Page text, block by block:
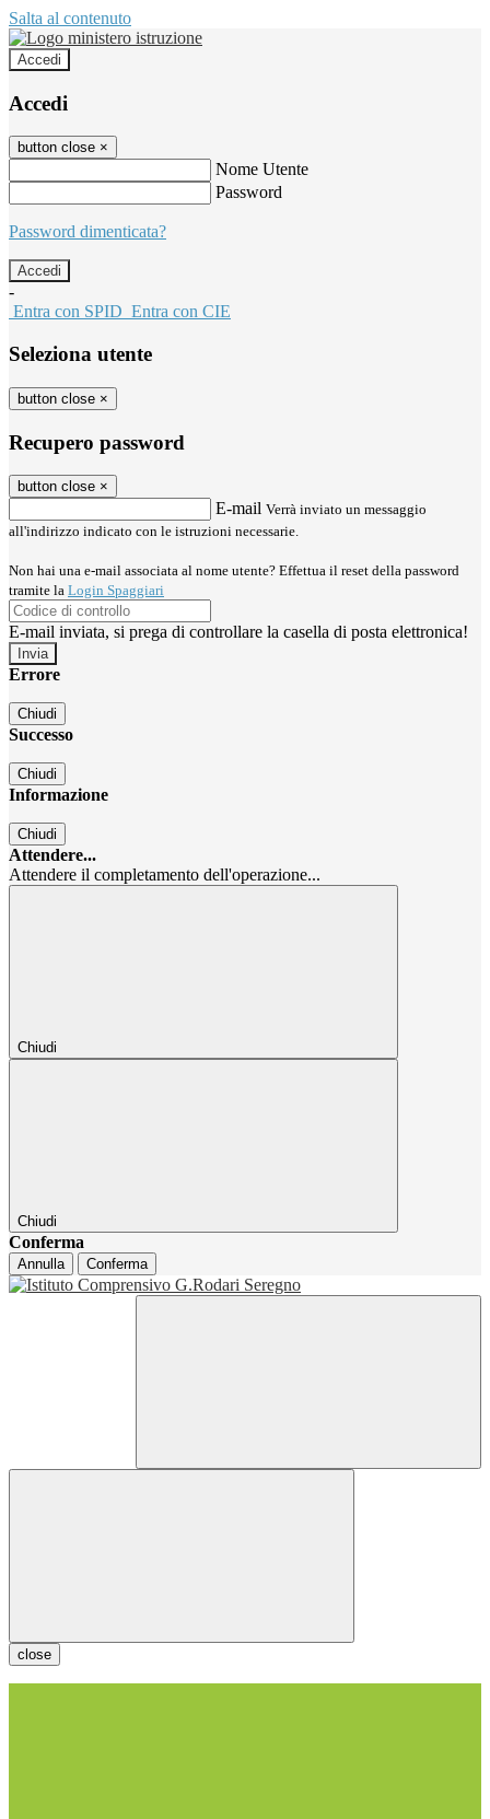
Salta al contenuto
Accedi
Accedi
button close ×
Nome Utente
Password
Password dimenticata?
-
Entra con SPID Entra con CIE
Seleziona utente
button close ×
Recupero password
button close ×
E-mail Verrà inviato un messaggio
all'indirizzo indicato con le istruzioni necessarie.
Non hai una e-mail associata al nome utente? Effettua il reset della password
tramite la Login Spaggiari
E-mail inviata, si prega di controllare la casella di posta elettronica!
Errore
Chiudi
Successo
Chiudi
Informazione
Chiudi
Attendere...
Attendere il completamento dell'operazione...
Chiudi
Chiudi
Conferma
Annulla Conferma
close